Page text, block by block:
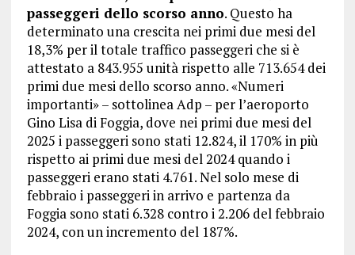
passeggeri dello scorso anno. Questo ha
determinato una crescita nei primi due mesi del
18,3% per il totale traffico passeggeri che si è
attestato a 843.955 unità rispetto alle 713.654 dei
primi due mesi dello scorso anno. «Numeri
importanti» – sottolinea Adp – per l’aeroporto
Gino Lisa di Foggia, dove nei primi due mesi del
2025 i passeggeri sono stati 12.824, il 170% in più
rispetto ai primi due mesi del 2024 quando i
passeggeri erano stati 4.761. Nel solo mese di
febbraio i passeggeri in arrivo e partenza da
Foggia sono stati 6.328 contro i 2.206 del febbraio
2024, con un incremento del 187%.